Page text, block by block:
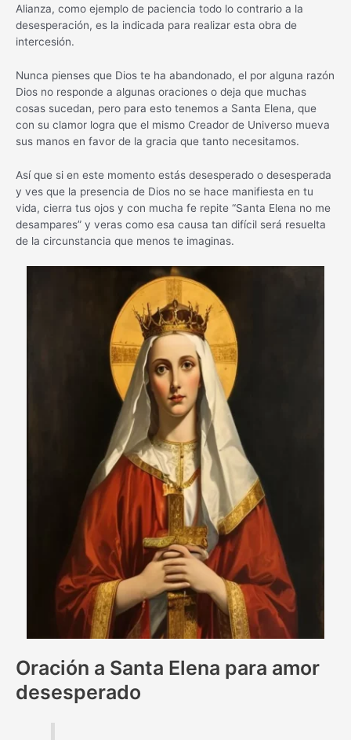
Alianza, como ejemplo de paciencia todo lo contrario a la
desesperación, es la indicada para realizar esta obra de
intercesión.
Nunca pienses que Dios te ha abandonado, el por alguna razón
Dios no responde a algunas oraciones o deja que muchas
cosas sucedan, pero para esto tenemos a Santa Elena, que
con su clamor logra que el mismo Creador de Universo mueva
sus manos en favor de la gracia que tanto necesitamos.
Así que si en este momento estás desesperado o desesperada
y ves que la presencia de Dios no se hace manifiesta en tu
vida, cierra tus ojos y con mucha fe repite “Santa Elena no me
desampares” y veras como esa causa tan difícil será resuelta
de la circunstancia que menos te imaginas.
Oración a Santa Elena para amor
desesperado